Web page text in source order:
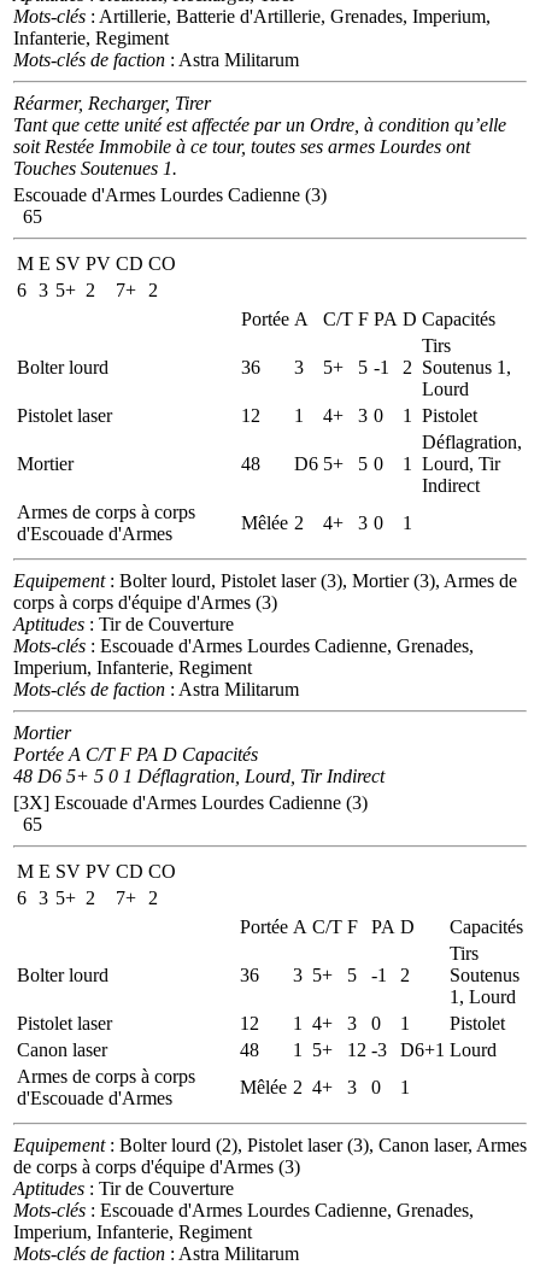
Mots-clés : Artillerie, Batterie d'Artillerie, Grenades, Imperium,
Infanterie, Regiment
Mots-clés de faction : Astra Militarum
Réarmer, Recharger, Tirer
Tant que cette unité est affectée par un Ordre, à condition qu’elle
soit Restée Immobile à ce tour, toutes ses armes Lourdes ont
Touches Soutenues 1.
Escouade d'Armes Lourdes Cadienne (3)
65
M E SV PV CD CO
6 3 5+ 2 7+
2
Portée A C/T F PA D Capacités
Bolter lourd 36 3 5+ 5 -1 2
Tirs
Soutenus 1,
Lourd
Pistolet laser
12 1 4+ 3 0 1 Pistolet
Mortier 48 D6 5+ 5 0 1
Déflagration,
Lourd, Tir
Indirect
Armes de corps à corps
d'Escouade d'Armes
Mêlée 2 4+ 3 0 1
Equipement: Bolter lourd, Pistolet laser (3), Mortier (3), Armes de
corps à corps d'équipe d'Armes (3)
Aptitudes : Tir de Couverture
Mots-clés : Escouade d'Armes Lourdes Cadienne, Grenades,
Imperium, Infanterie, Regiment
Mots-clés de faction : Astra Militarum
Mortier
Portée A C/T F PA D Capacités
48 D6 5+ 5 0 1 Déflagration, Lourd, Tir Indirect
[3X] Escouade d'Armes Lourdes Cadienne (3)
65
M E SV PV CD CO
6 3 5+ 2 7+
2
Portée A C/T F PA D Capacités
Bolter lourd 36 3 5+ 5 -1 2
Tirs
Soutenus
1, Lourd
Pistolet laser
12 1 4+ 3 0 1
Pistolet
Canon laser
48 1 5+ 12 -3 D6+1 Lourd
Armes de corps à corps
d'Escouade d'Armes
Mêlée 2 4+ 3 0 1
Equipement: Bolter lourd (2), Pistolet laser (3), Canon laser, Armes
de corps à corps d'équipe d'Armes (3)
Aptitudes : Tir de Couverture
Mots-clés : Escouade d'Armes Lourdes Cadienne, Grenades,
Imperium, Infanterie, Regiment
Mots-clés de faction : Astra Militarum